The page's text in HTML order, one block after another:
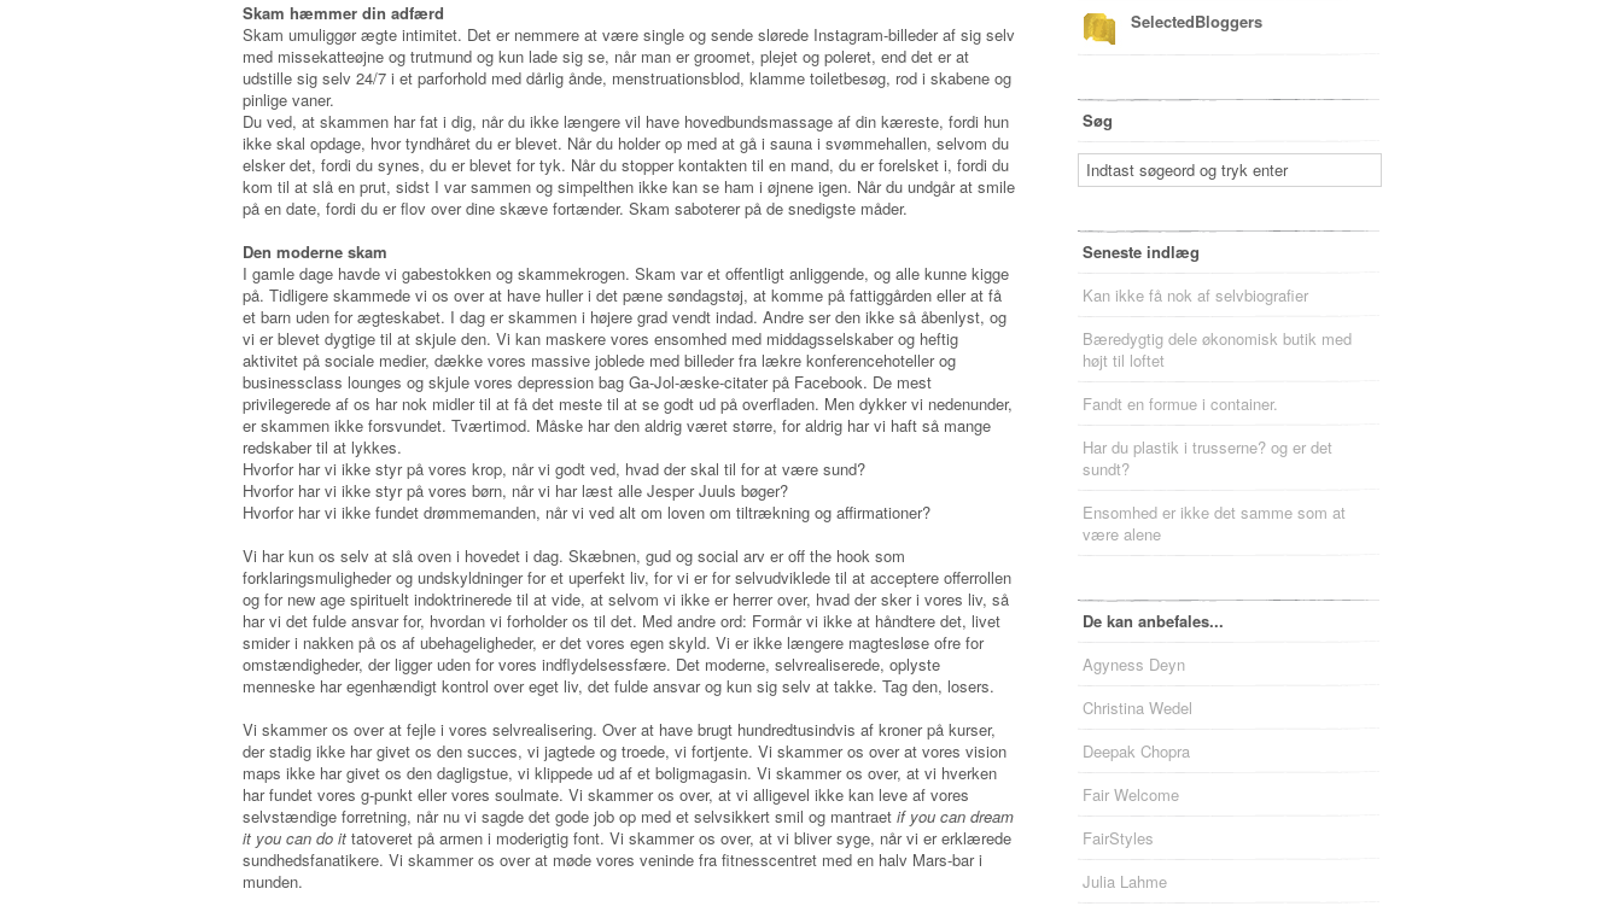
Skam hæmmer din adfærd
Skam umuliggør ægte intimitet. Det er nemmere at være single og sende slørede Instagram-billeder af sig selv
med missekatteøjne og trutmund og kun lade sig se, når man er groomet, plejet og poleret, end det er at
udstille sig selv 24/7 i et parforhold med dårlig ånde, menstruationsblod, klamme toiletbesøg, rod i skabene og
pinlige vaner.
Du ved, at skammen har fat i dig, når du ikke længere vil have hovedbundsmassage af din kæreste, fordi hun
ikke skal opdage, hvor tyndhåret du er blevet. Når du holder op med at gå i sauna i svømmehallen, selvom du
elsker det, fordi du synes, du er blevet for tyk. Når du stopper kontakten til en mand, du er forelsket i, fordi du
kom til at slå en prut, sidst I var sammen og simpelthen ikke kan se ham i øjnene igen. Når du undgår at smile
på en date, fordi du er flov over dine skæve fortænder. Skam saboterer på de snedigste måder.
Den moderne skam
I gamle dage havde vi gabestokken og skammekrogen. Skam var et offentligt anliggende, og alle kunne kigge
på. Tidligere skammede vi os over at have huller i det pæne søndagstøj, at komme på fattiggården eller at få
et barn uden for ægteskabet. I dag er skammen i højere grad vendt indad. Andre ser den ikke så åbenlyst, og
vi er blevet dygtige til at skjule den. Vi kan maskere vores ensomhed med middagsselskaber og heftig
aktivitet på sociale medier, dække vores massive joblede med billeder fra lækre konferencehoteller og
businessclass lounges og skjule vores depression bag Ga-Jol-æske-citater på Facebook. De mest
privilegerede af os har nok midler til at få det meste til at se godt ud på overfladen. Men dykker vi nedenunder,
er skammen ikke forsvundet. Tværtimod. Måske har den aldrig været større, for aldrig har vi haft så mange
redskaber til at lykkes.
Hvorfor har vi ikke styr på vores krop, når vi godt ved, hvad der skal til for at være sund?
Hvorfor har vi ikke styr på vores børn, når vi har læst alle Jesper Juuls bøger?
Hvorfor har vi ikke fundet drømmemanden, når vi ved alt om loven om tiltrækning og affirmationer?
Vi har kun os selv at slå oven i hovedet i dag. Skæbnen, gud og social arv er off the hook som
forklaringsmuligheder og undskyldninger for et uperfekt liv, for vi er for selvudviklede til at acceptere offerrollen
og for new age spirituelt indoktrinerede til at vide, at selvom vi ikke er herrer over, hvad der sker i vores liv, så
har vi det fulde ansvar for, hvordan vi forholder os til det. Med andre ord: Formår vi ikke at håndtere det, livet
smider i nakken på os af ubehageligheder, er det vores egen skyld. Vi er ikke længere magtesløse ofre for
omstændigheder, der ligger uden for vores indflydelsessfære. Det moderne, selvrealiserede, oplyste
menneske har egenhændigt kontrol over eget liv, det fulde ansvar og kun sig selv at takke. Tag den, losers.
Vi skammer os over at fejle i vores selvrealisering. Over at have brugt hundredtusindvis af kroner på kurser,
der stadig ikke har givet os den succes, vi jagtede og troede, vi fortjente. Vi skammer os over at vores vision
maps ikke har givet os den dagligstue, vi klippede ud af et boligmagasin. Vi skammer os over, at vi hverken
har fundet vores g-punkt eller vores soulmate. Vi skammer os over, at vi alligevel ikke kan leve af vores
selvstændige forretning, når nu vi sagde det gode job op med et selvsikkert smil og mantraet if you can dream
it you can do it tatoveret på armen i moderigtig font. Vi skammer os over, at vi bliver syge, når vi er erklærede
sundhedsfanatikere. Vi skammer os over at møde vores veninde fra fitnesscentret med en halv Mars-bar i
munden.
SelectedBloggers
Søg
Seneste indlæg
Kan ikke få nok af selvbiografier
Bæredygtig dele økonomisk butik med
højt til loftet
Fandt en formue i container.
Har du plastik i trusserne? og er det
sundt?
Ensomhed er ikke det samme som at
være alene
De kan anbefales...
Agyness Deyn
Christina Wedel
Deepak Chopra
Fair Welcome
FairStyles
Julia Lahme